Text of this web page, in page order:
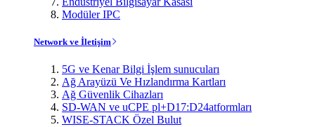
Modüler IPC
Network ve İletişim
5G ve Kenar Bilgi İşlem sunucuları
Ağ Arayüzü Ve Hızlandırma Kartları
Ağ Güvenlik Cihazları
SD-WAN ve uCPE pl+D17:D24atformları
WISE-STACK Özel Bulut